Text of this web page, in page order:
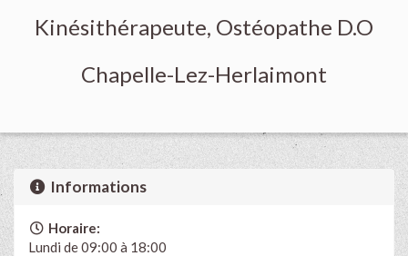
Kinésithérapeute, Ostéopathe D.O
Chapelle-Lez-Herlaimont
Informations
Horaire:
Lundi de 09:00 à 18:00